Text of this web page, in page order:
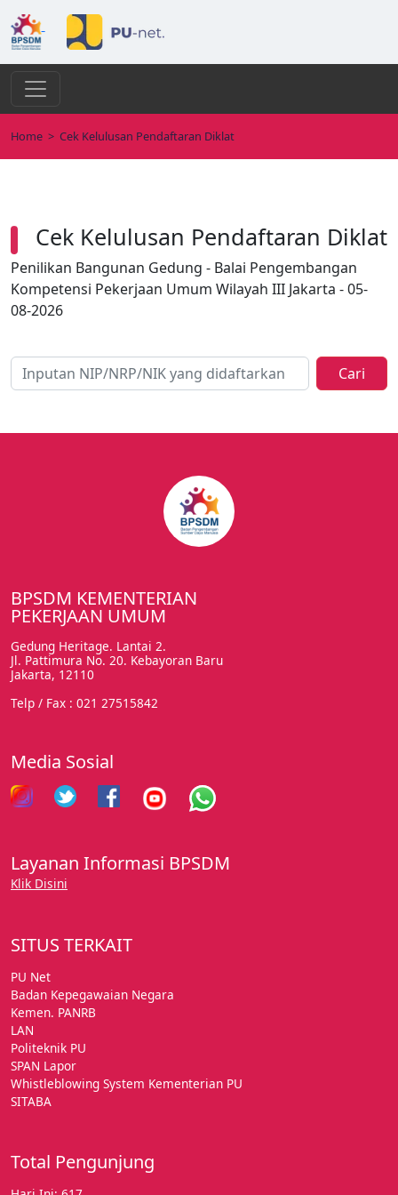
Home > Cek Kelulusan Pendaftaran Diklat
Cek Kelulusan Pendaftaran Diklat
Penilikan Bangunan Gedung - Balai Pengembangan
Kompetensi Pekerjaan Umum Wilayah III Jakarta - 05-
08-2026
Cari
BPSDM KEMENTERIAN
PEKERJAAN UMUM
Gedung Heritage. Lantai 2.
Jl. Pattimura No. 20. Kebayoran Baru
Jakarta, 12110
Telp / Fax : 021 27515842
Media Sosial
Layanan Informasi BPSDM
Klik Disini
SITUS TERKAIT
PU Net
Badan Kepegawaian Negara
Kemen. PANRB
LAN
Politeknik PU
SPAN Lapor
Whistleblowing System Kementerian PU
SITABA
Total Pengunjung